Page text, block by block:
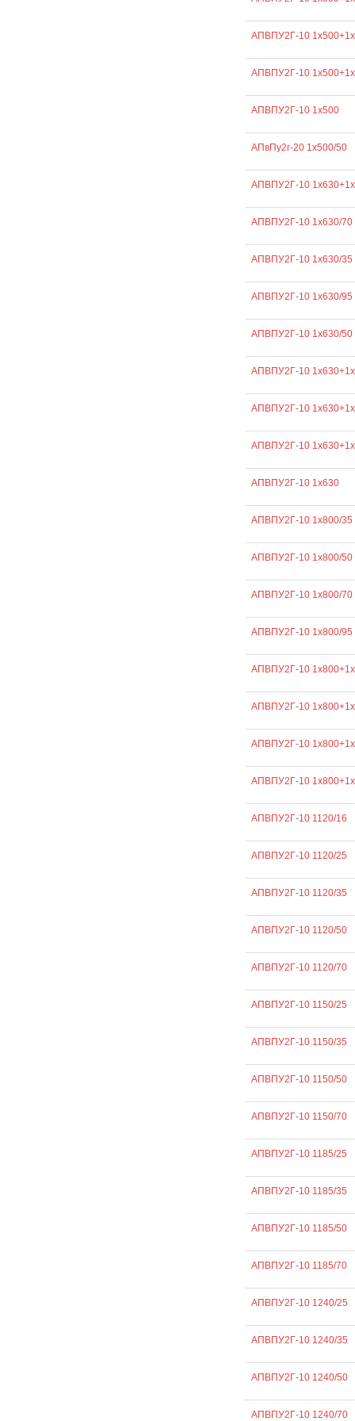
АПВПУ2Г-10
АПВПУ2Г-10
АПВПУ2Г-10 1х500
АПвПу2г-20 1х500/50
АПВПУ2Г-10
АПВПУ2Г-10 1х630/70
АПВПУ2Г-10 1х630/35
АПВПУ2Г-10 1х630/95
АПВПУ2Г-10 1х630/50
АПВПУ2Г-10
АПВПУ2Г-10
АПВПУ2Г-10
АПВПУ2Г-10 1х630
АПВПУ2Г-10 1х800/35
АПВПУ2Г-10 1х800/50
АПВПУ2Г-10 1х800/70
АПВПУ2Г-10 1х800/95
АПВПУ2Г-10
АПВПУ2Г-10
АПВПУ2Г-10
АПВПУ2Г-10
АПВПУ2Г-10 1120/16
АПВПУ2Г-10 1120/25
АПВПУ2Г-10 1120/35
АПВПУ2Г-10 1120/50
АПВПУ2Г-10 1120/70
АПВПУ2Г-10 1150/25
АПВПУ2Г-10 1150/35
АПВПУ2Г-10 1150/50
АПВПУ2Г-10 1150/70
АПВПУ2Г-10 1185/25
АПВПУ2Г-10 1185/35
АПВПУ2Г-10 1185/50
АПВПУ2Г-10 1185/70
АПВПУ2Г-10 1240/25
АПВПУ2Г-10 1240/35
АПВПУ2Г-10 1240/50
АПВПУ2Г-10 1240/70